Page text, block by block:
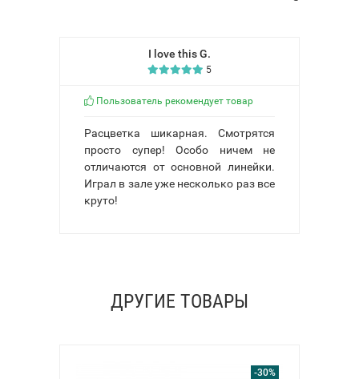
I love this G.
5
Пользователь рекомендует товар
Расцветка шикарная. Смотрятся
просто супер! Особо ничем не
отличаются от основной линейки.
Играл в зале уже несколько раз все
круто!
ДРУГИЕ ТОВАРЫ
-30%